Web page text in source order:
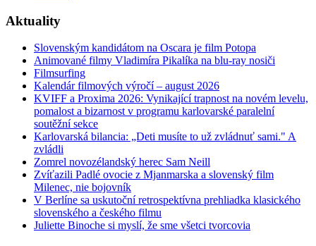
Aktuality
Slovenským kandidátom na Oscara je film Potopa
Animované filmy Vladimíra Pikalíka na blu-ray nosiči
Filmsurfing
Kalendár filmových výročí – august 2026
KVIFF a Proxima 2026: Vynikající trapnost na novém levelu,
pomalost a bizarnost v programu karlovarské paralelní
soutěžní sekce
Karlovarská bilancia: „Deti musíte to už zvládnuť sami." A
zvládli
Zomrel novozélandský herec Sam Neill
Zvíťazili Padlé ovocie z Mjanmarska a slovenský film
Milenec, nie bojovník
V Berlíne sa uskutoční retrospektívna prehliadka klasického
slovenského a českého filmu
Juliette Binoche si myslí, že sme všetci tvorcovia